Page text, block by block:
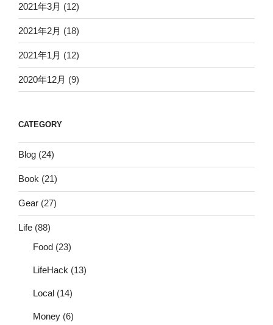
2021年3月 (12)
2021年2月 (18)
2021年1月 (12)
2020年12月 (9)
CATEGORY
Blog (24)
Book (21)
Gear (27)
Life (88)
Food (23)
LifeHack (13)
Local (14)
Money (6)